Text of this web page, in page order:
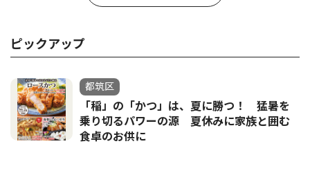
ピックアップ
都筑区
「稲」の「かつ」は、夏に勝つ！ 猛暑を
乗り切るパワーの源 夏休みに家族と囲む
食卓のお供に